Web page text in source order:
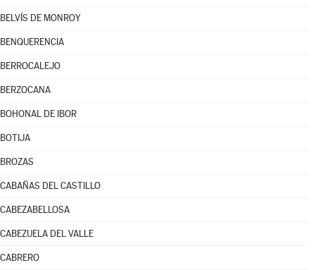
BELVÍS DE MONROY
BENQUERENCIA
BERROCALEJO
BERZOCANA
BOHONAL DE IBOR
BOTIJA
BROZAS
CABAÑAS DEL CASTILLO
CABEZABELLOSA
CABEZUELA DEL VALLE
CABRERO